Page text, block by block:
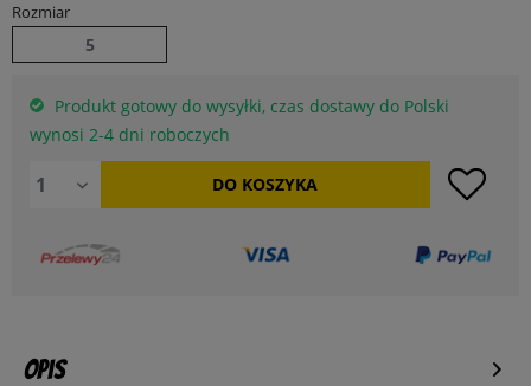
Rozmiar
5
Produkt gotowy do wysyłki, czas dostawy do Polski
wynosi 2-4 dni roboczych
DO KOSZYKA
Opis